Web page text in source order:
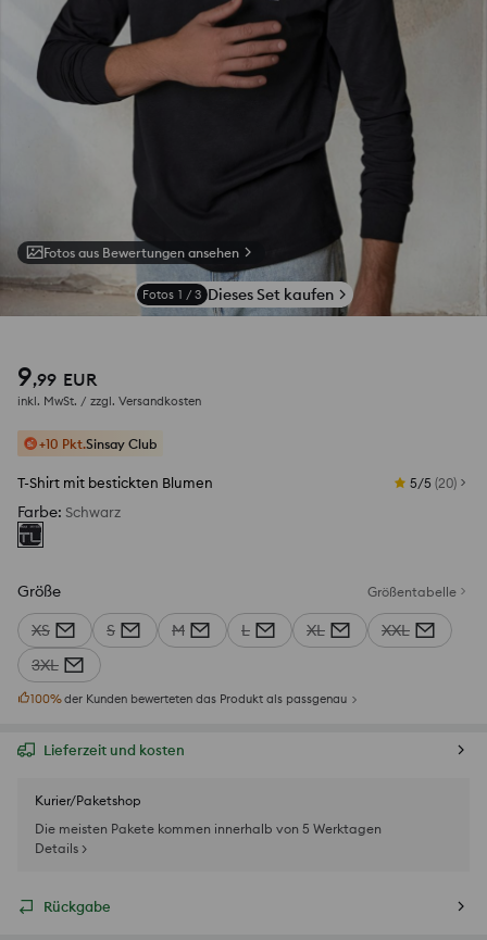
Fotos aus Bewertungen ansehen
Fotos 1 / 3 Dieses Set kaufen
9,99 EUR
inkl. MwSt. / zzgl. Versandkosten
+10 Pkt.Sinsay Club
T-Shirt mit bestickten Blumen 5/5 (20)
Farbe: Schwarz
Größe Größentabelle
XS S M L XL
XXL
3XL
100%der Kunden bewerteten das Produkt als passgenau
Lieferzeit und kosten
Kurier/Paketshop
Die meisten Pakete kommen innerhalb von 5 Werktagen
Details >
Rückgabe